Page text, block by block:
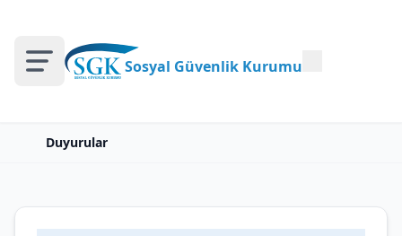
Sosyal Güvenlik Kurumu
Duyurular